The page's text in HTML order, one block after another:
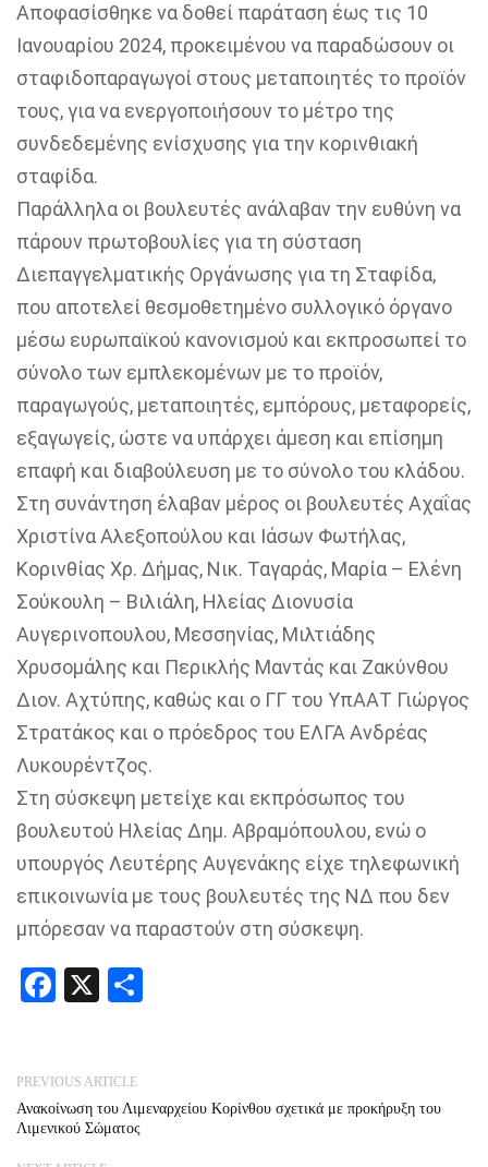
Αποφασίσθηκε να δοθεί παράταση έως τις 10
Ιανουαρίου 2024, προκειμένου να παραδώσουν οι
σταφιδοπαραγωγοί στους μεταποιητές το προϊόν
τους, για να ενεργοποιήσουν το μέτρο της
συνδεδεμένης ενίσχυσης για την κορινθιακή
σταφίδα.
Παράλληλα οι βουλευτές ανάλαβαν την ευθύνη να
πάρουν πρωτοβουλίες για τη σύσταση
Διεπαγγελματικής Οργάνωσης για τη Σταφίδα,
που αποτελεί θεσμοθετημένο συλλογικό όργανο
μέσω ευρωπαϊκού κανονισμού και εκπροσωπεί το
σύνολο των εμπλεκομένων με το προϊόν,
παραγωγούς, μεταποιητές, εμπόρους, μεταφορείς,
εξαγωγείς, ώστε να υπάρχει άμεση και επίσημη
επαφή και διαβούλευση με το σύνολο του κλάδου.
Στη συνάντηση έλαβαν μέρος οι βουλευτές Αχαΐας
Χριστίνα Αλεξοπούλου και Ιάσων Φωτήλας,
Κορινθίας Χρ. Δήμας, Νικ. Ταγαράς, Μαρία – Ελένη
Σούκουλη – Βιλιάλη, Ηλείας Διονυσία
Αυγερινοπουλου, Μεσσηνίας, Μιλτιάδης
Χρυσομάλης και Περικλής Μαντάς και Ζακύνθου
Διον. Αχτύπης, καθώς και ο ΓΓ του ΥπΑΑΤ Γιώργος
Στρατάκος και ο πρόεδρος του ΕΛΓΑ Ανδρέας
Λυκουρέντζος.
Στη σύσκεψη μετείχε και εκπρόσωπος του
βουλευτού Ηλείας Δημ. Αβραμόπουλου, ενώ ο
υπουργός Λευτέρης Αυγενάκης είχε τηλεφωνική
επικοινωνία με τους βουλευτές της ΝΔ που δεν
μπόρεσαν να παραστούν στη σύσκεψη.
Facebook
X
PREVIOUS ARTICLE
Ανακοίνωση του Λιμεναρχείου Κορίνθου σχετικά με προκήρυξη του
Λιμενικού Σώματος